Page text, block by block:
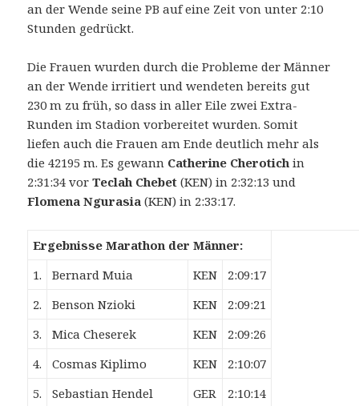
an der Wende seine PB auf eine Zeit von unter 2:10
Stunden gedrückt.
Die Frauen wurden durch die Probleme der Männer
an der Wende irritiert und wendeten bereits gut
230 m zu früh, so dass in aller Eile zwei Extra-
Runden im Stadion vorbereitet wurden. Somit
liefen auch die Frauen am Ende deutlich mehr als
die 42195 m. Es gewann Catherine Cherotich in
2:31:34 vorTeclah Chebet (KEN) in 2:32:13 und
Flomena Ngurasia (KEN) in 2:33:17.
Ergebnisse Marathon der Männer:
1.
Bernard Muia KEN
2:09:17
2.
Benson Nzioki KEN
2:09:21
3.
Mica Cheserek KEN
2:09:26
4.
Cosmas Kiplimo KEN
2:10:07
5.
Sebastian Hendel GER 2:10:14